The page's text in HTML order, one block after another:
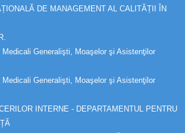
DE MANAGEMENT AL CALITĂȚII ÎN
Generalişti, Moaşelor şi Asistenţilor
Generalişti, Moaşelor şi Asistenţilor
INTERNE - DEPARTAMENTUL PENTRU